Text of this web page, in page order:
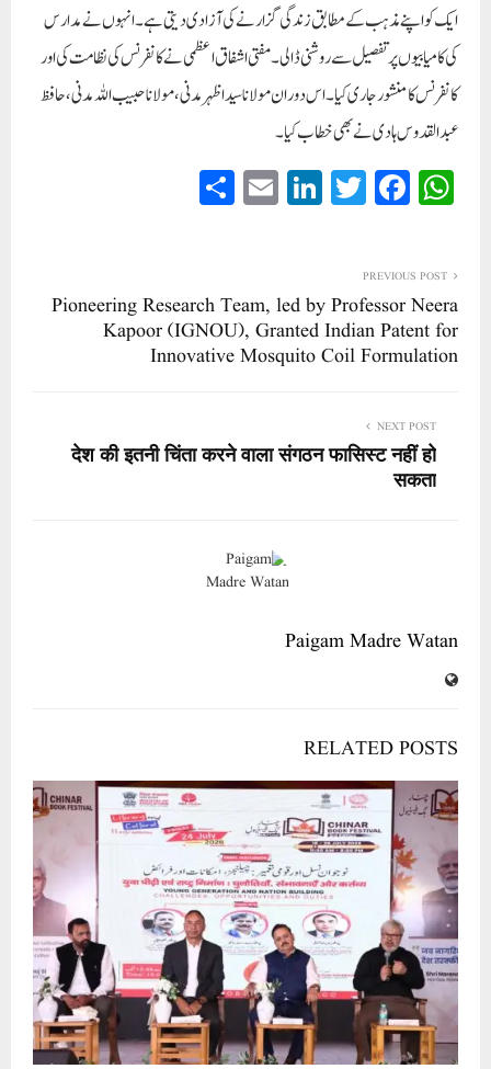
ایک کو اپنے مذہب کے مطابق زندگی گزارنے کی آزادی دیتی ہے۔ انہوں نے مدارس
کی کامیابیوں پر تفصیل سے روشنی ڈالی۔ مفتی اشفاق اعظمی نے کانفرنس کی نظامت کی اور
کانفرنس کا منشور جاری کیا۔ اس دوران مولانا سید اظہر مدنی، مولانا حبیب اللہ مدنی،حافظ
عبدالقدوس ہادی نے بھی خطاب کیا۔
W
ha
A
pp
Fa
ce
ok
T
wi
r
Li
nk
In
E
m
PREVIOUS POST
Pioneering Research Team, led by Professor Neera
Kapoor (IGNOU), Granted Indian Patent for
Innovative Mosquito Coil Formulation
NEXT POST
देश की इतनी चिंता करने वाला संगठन फासिस्ट नहीं हो
सकता
Paigam Madre Watan
RELATED POSTS